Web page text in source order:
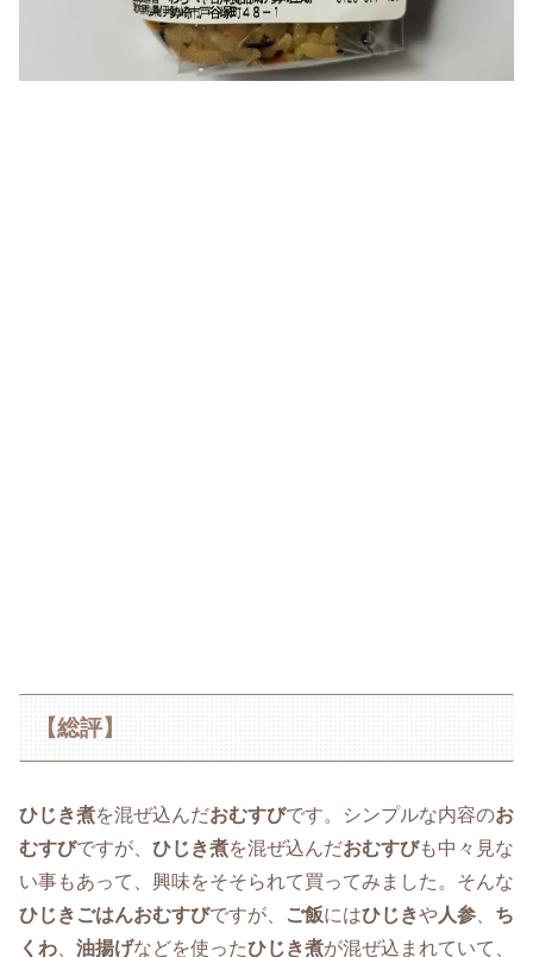
【総評】
ひじき煮を混ぜ込んだおむすびです。シンプルな内容のお
むすびですが、 ひじき煮を混ぜ込んだおむすびも中々見な
い事もあって、興味をそそられて買ってみました。そんな
ひじきごはんおむすびですが、 ご飯にはひじきや人参、 ち
くわ、 油揚げなどを使ったひじき煮が混ぜ込まれていて、